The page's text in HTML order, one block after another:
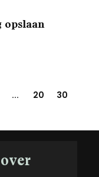
opslaan
... 20
30